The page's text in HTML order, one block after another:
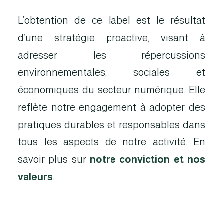
L’obtention de ce label est le résultat
d’une stratégie proactive, visant à
adresser les répercussions
environnementales, sociales et
économiques du secteur numérique. Elle
reflète notre engagement à adopter des
pratiques durables et responsables dans
tous les aspects de notre activité. En
savoir plus sur notre conviction et nos
valeurs